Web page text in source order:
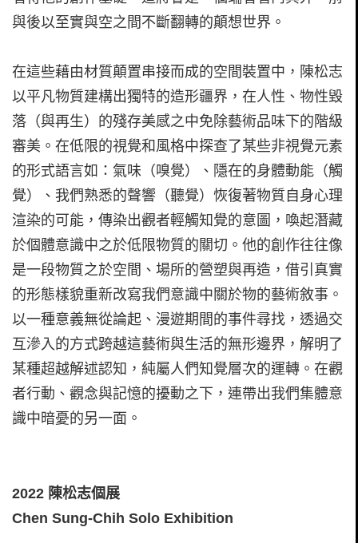
與後以至實與空之間不斷翻轉的顛想世界。
在這些藉由材質顛置串接而成的空間裝置中，陳松志
以平凡物質建構出獨特的造形疆界，在人性、物性毀
落（與再生）的殘存美感之中免除藝術品味下的階級
審美。在低限的視覺和風格中探查了某些非視覺元素
的形式語言如：氣味（嗅覺）、隱在的身體動能（觸
覺）、我們熟悉的聲響（聽覺）恢復著物質自身心理
渲染的可能，傳染出觀者輕觸知覺的意圖，喚起潛藏
於個體意識中之於低限物質的關切。他的創作往往像
是一段物質之於空間、場所的營塑與再造，借引真實
的形態樣貌重新改寫我們意識中關於物的藝術敘事。
以一種意義無從論起、漫遊期間的事件尋找，透過交
互滲入的方式跨越這藝術與生活的無形邊界，解明了
某種超越解述認知，純屬人們知覺層次的運轉。在觀
者行動、觀念與記憶的擾動之下，連帶出我們集體意
識中暗憂的另一面。
2022 陳松志個展
Chen Sung-Chih Solo Exhibition